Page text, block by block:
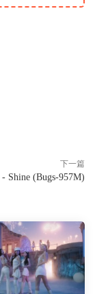
下一篇
Shine (Bugs-957M)